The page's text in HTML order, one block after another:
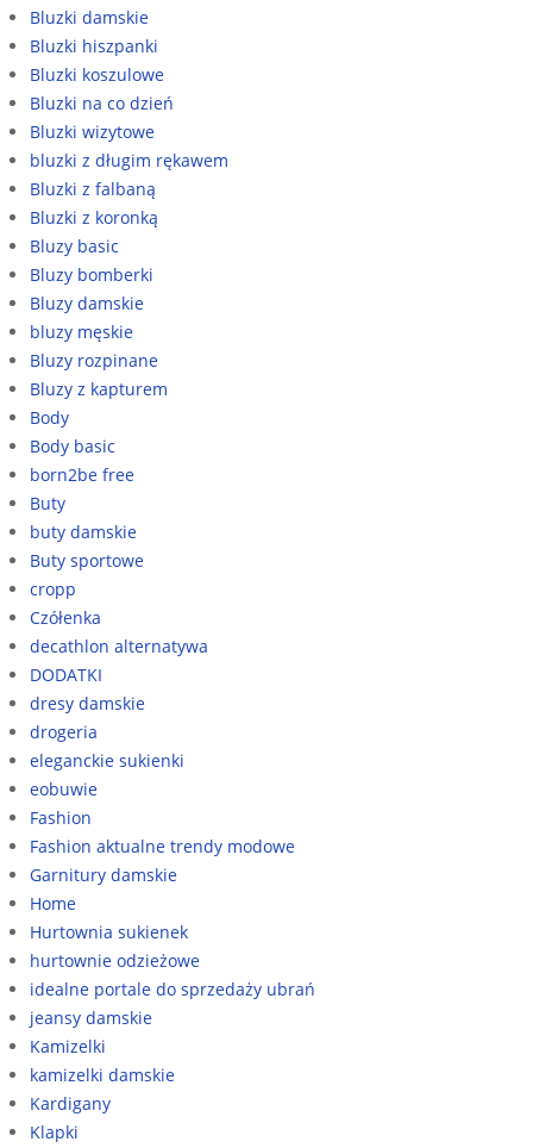
Bluzki damskie
Bluzki hiszpanki
Bluzki koszulowe
Bluzki na co dzień
Bluzki wizytowe
bluzki z długim rękawem
Bluzki z falbaną
Bluzki z koronką
Bluzy basic
Bluzy bomberki
Bluzy damskie
bluzy męskie
Bluzy rozpinane
Bluzy z kapturem
Body
Body basic
born2be free
Buty
buty damskie
Buty sportowe
cropp
Czółenka
decathlon alternatywa
DODATKI
dresy damskie
drogeria
eleganckie sukienki
eobuwie
Fashion
Fashion aktualne trendy modowe
Garnitury damskie
Home
Hurtownia sukienek
hurtownie odzieżowe
idealne portale do sprzedaży ubrań
jeansy damskie
Kamizelki
kamizelki damskie
Kardigany
Klapki